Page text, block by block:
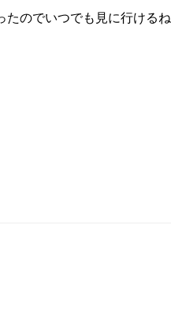
のでいつでも見に行けるね